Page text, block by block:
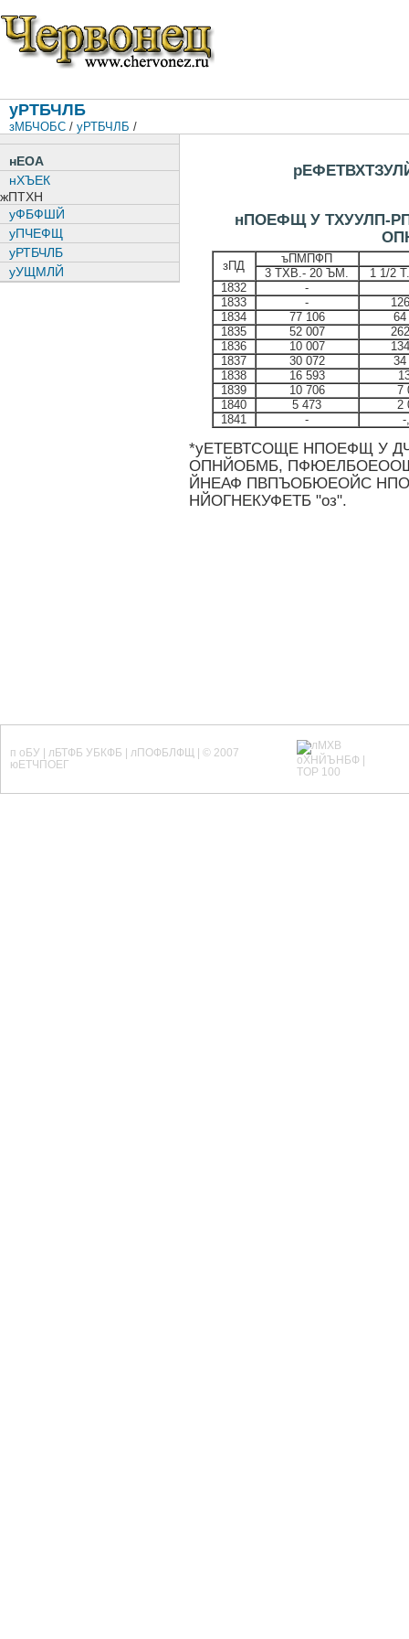
уРТБЧЛБ
зМБЧОБС / уРТБЧЛБ /
нЕОА
нХЪЕК
жПТХН
уФБФШЙ
уПЧЕФЩ
уРТБЧЛБ
уУЩМЛЙ
нПОЕФЩ У ТХУУЛП-
зПД
ъПМПФП
3 ТХВ.- 20 ЪМ.
1 1/2
1832
-
1833
-
1834
77 106
64
1835
52 007
1836
10 007
1837
30 072
34
1838
16 593
1839
10 706
7
1840
5 473
2
1841
- -
*уЕТЕВТСОЩЕ НПОЕФЩ У
ОПНЙОБМБ,
ЙНЕАФ ПВПЪОБЮЕОЙС
НЙОГНЕКУФЕТБ "оз".
п оБУ | лБТФБ УБКФБ | лПОФБЛФЩ | © 2007
юЕТЧПОЕГ